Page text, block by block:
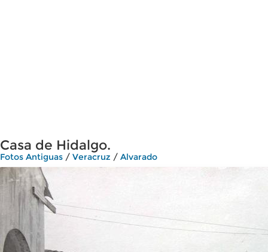
Casa de Hidalgo.
Fotos Antiguas / Veracruz / Alvarado